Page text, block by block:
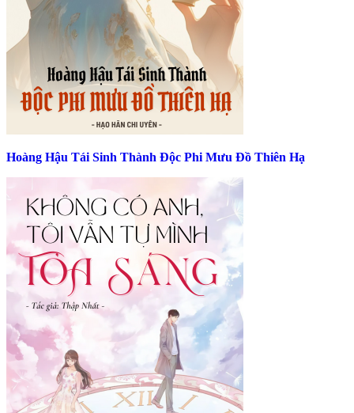
Hoàng Hậu Tái Sinh Thành Độc Phi Mưu Đồ Thiên Hạ